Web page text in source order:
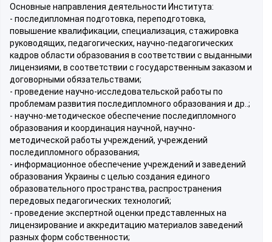
Основные направления деятельности Института:
- последипломная подготовка, переподготовка,
повышение квалификации, специализация, стажировка
руководящих, педагогических, научно-педагогических
кадров области образования в соответствии с выданными
лицензиями, в соответствии с государственным заказом и
договорными обязательствами;
- проведение научно-исследовательской работы по
проблемам развития последипломного образования и др..;
- научно-методическое обеспечение последипломного
образования и координация научной, научно-
методической работы учреждений, учреждений
последипломного образования;
- информационное обеспечение учреждений и заведений
образования Украины с целью создания единого
образовательного пространства, распространения
передовых педагогических технологий;
- проведение экспертной оценки представленных на
лицензирование и аккредитацию материалов заведений
разных форм собственности;